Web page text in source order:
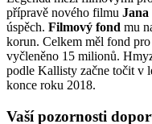
přípravě nového filmu Jana
úspěch. Filmový fond mu
korun. Celkem měl fond
vyčleněno 15 milionů.
podle Kallisty začne točit v
konce roku 2018.
Vaší pozornosti